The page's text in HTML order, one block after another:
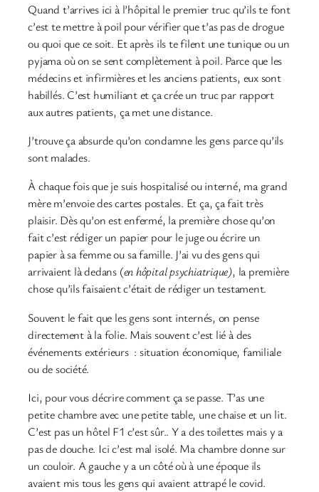
Quand t’arrives ici à l’hôpital le premier truc qu’ils te font
c’est te mettre à poil pour vérifier que t’as pas de drogue
ou quoi que ce soit. Et après ils te filent une tunique ou un
pyjama où on se sent complètement à poil. Parce que les
médecins et infirmières et les anciens patients, eux sont
habillés. C’est humiliant et ça crée un truc par rapport
aux autres patients, ça met une distance.
J’trouve ça absurde qu’on condamne les gens parce qu’ils
sont malades.
À chaque fois que je suis hospitalisé ou interné, ma grand
mère m’envoie des cartes postales. Et ça, ça fait très
plaisir. Dès qu’on est enfermé, la première chose qu’on
fait c’est rédiger un papier pour le juge ou écrire un
papier à sa femme ou sa famille. J’ai vu des gens qui
arrivaient là dedans (en hôpital psychiatrique), la première
chose qu’ils faisaient c’était de rédiger un testament.
Souvent le fait que les gens sont internés, on pense
directement à la folie. Mais souvent c’est lié à des
événements extérieurs : situation économique, familiale
ou de société.
Ici, pour vous décrire comment ça se passe. T’as une
petite chambre avec une petite table, une chaise et un lit.
C’est pas un hôtel F1 c’est sûr.. Y a des toilettes mais y a
pas de douche. Ici c’est mal isolé. Ma chambre donne sur
un couloir. A gauche y a un côté où à une époque ils
avaient mis tous les gens qui avaient attrapé le covid.